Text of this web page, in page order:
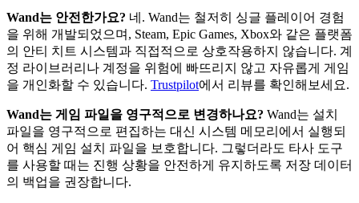
Wand는 안전한가요? 네. Wand는 철저히 싱글 플레이어 경험
을 위해 개발되었으며, Steam, Epic Games, Xbox와 같은 플랫폼
의 안티 치트 시스템과 직접적으로 상호작용하지 않습니다. 계
정 라이브러리나 계정을 위험에 빠뜨리지 않고 자유롭게 게임
을 개인화할 수 있습니다. Trustpilot에서 리뷰를 확인해보세요.
Wand는 게임 파일을 영구적으로 변경하나요? Wand는 설치
파일을 영구적으로 편집하는 대신 시스템 메모리에서 실행되
어 핵심 게임 설치 파일을 보호합니다. 그렇더라도 타사 도구
를 사용할 때는 진행 상황을 안전하게 유지하도록 저장 데이터
의 백업을 권장합니다.